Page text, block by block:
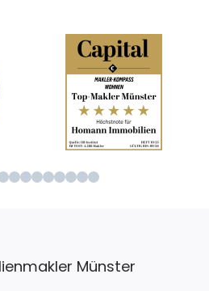
Münster